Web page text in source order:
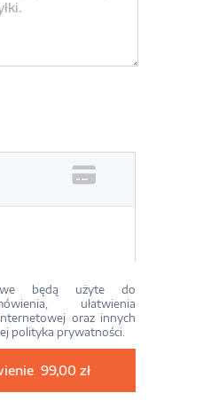
będą użyte do
ułatwienia
oraz innych
polityka prywatności.
99,00 zł